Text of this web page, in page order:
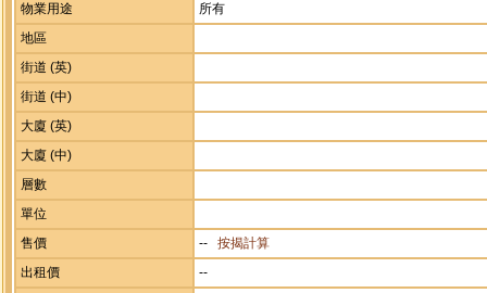
物業用途
所有
地區
街道 (英)
街道 (中)
大廈 (英)
大廈 (中)
層數
單位
售價
-- 按揭計算
出租價
--